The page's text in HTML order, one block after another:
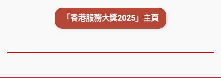
「香港服務大獎2025」主頁